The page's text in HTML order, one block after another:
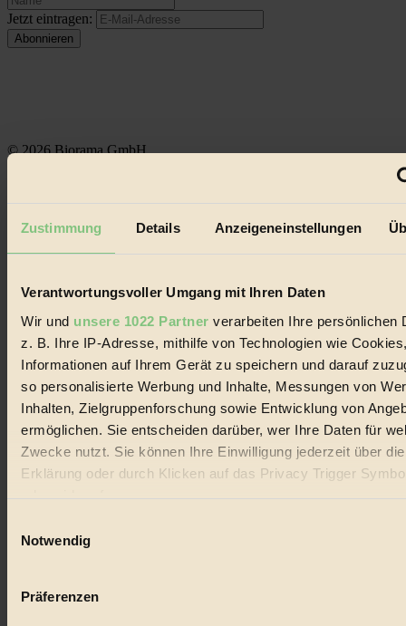
Zustimmung Details Anzeigeneinstellungen
Verantwortungsvoller Umgang mit Ihren Daten
Wir und unsere 1022 Partner verarbeiten Ihre persönlichen
z. B. Ihre IP-Adresse, mithilfe von Technologien wie
Informationen auf Ihrem Gerät zu speichern und darauf
so personalisierte Werbung und Inhalte, Messungen von
Inhalten, Zielgruppenforschung sowie Entwicklung von
ermöglichen. Sie entscheiden darüber, wer Ihre Daten für
Zwecke nutzt. Sie können Ihre Einwilligung jederzeit über
Erklärung oder durch Klicken auf das Privacy Trigger
oder widerrufen
Wenn Sie es erlauben, würden wir auch gerne:
Ihr Gerät durch aktives Scannen nach bestimmten
Notwendig
Präferenzen
Jetzt eintragen:
© 2026 Biorama GmbH
Handels mit Bioprodukten, des Fair-Trade sowie der Branche
Social Media
22.601 Fans auf Facebook
3.415 Follower auf Twitter
Folge uns auf Instagram
Themen
Bio
Vegan